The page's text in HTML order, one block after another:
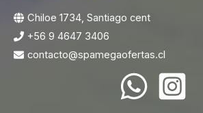
Chiloe 1734, Santiago cent
+56 9 4647 3406
contacto@spamegaofertas.cl